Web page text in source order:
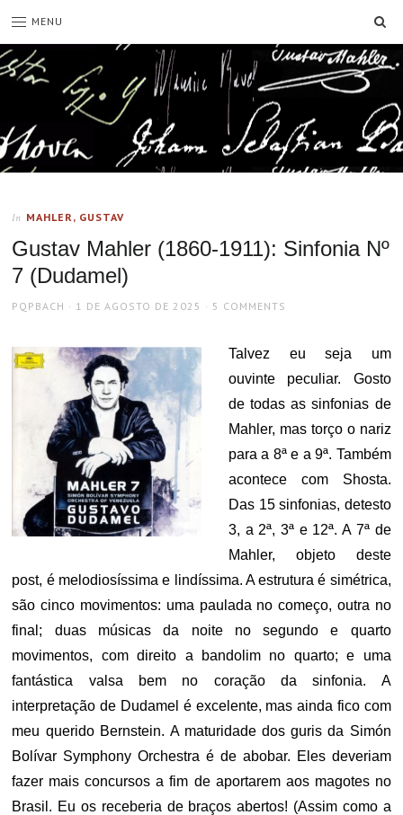
MENU
In MAHLER, GUSTAV
Gustav Mahler (1860-1911): Sinfonia Nº
7 (Dudamel)
AUTHOR
PQPBACH
POSTED
1 DE AGOSTO DE 2025 5 COMMENTS
Talvez eu seja um
ouvinte peculiar. Gosto
de todas as sinfonias de
Mahler, mas torço o nariz
para a 8ª e a 9ª. Também
acontece com Shosta.
Das 15 sinfonias, detesto
3, a 2ª, 3ª e 12ª. A 7ª de
Mahler, objeto deste
post, é melodiosíssima e lindíssima. A estrutura é simétrica,
são cinco movimentos: uma paulada no começo, outra no
final; duas músicas da noite no segundo e quarto
movimentos, com direito a bandolim no quarto; e uma
fantástica valsa bem no coração da sinfonia. A
interpretação de Dudamel é excelente, mas ainda fico com
meu querido Bernstein. A maturidade dos guris da Simón
Bolívar Symphony Orchestra é de abobar. Eles deveriam
fazer mais concursos a fim de aportarem aos magotes no
Brasil. Eu os receberia de braços abertos! (Assim como a